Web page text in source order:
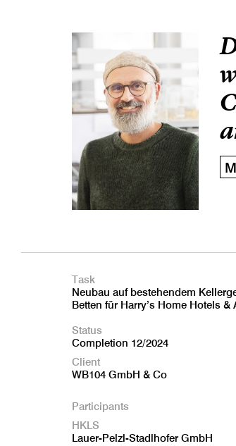
Task
Neubau auf bestehendem
Betten für Harry’s Home Hotels
Status
Completion 12/2024
Client
WB104 GmbH & Co
Participants
HKLS
Lauer-Pelzl-Stadlhofer GmbH